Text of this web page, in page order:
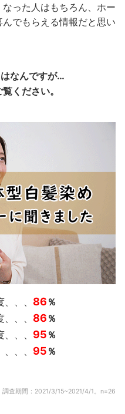
った人はもちろん、ホー
でもらえる情報だと思い
なんですが…
ください。
、、 86 ％
、、 86 ％
、、 95 ％
、、 95 ％
査期間：2021/3/15~2021/4/1。n=26